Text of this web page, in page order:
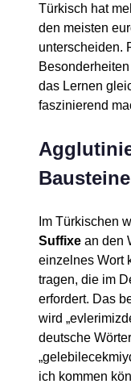
Türkisch hat
den meisten
unterscheiden.
das Lernen
faszinierend
Im Türkischen
Suffixe an den
einzelnes Wort
tragen, die im
erfordert. Das
wird
deutsche
ich kommen